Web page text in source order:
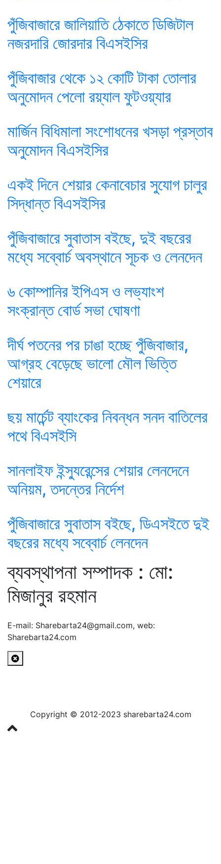
পুঁজিবাজারে জালিয়াতি ঠেকাতে ডিজিটাল
নজরদারি জোরদার বিএসইসির
পুঁজিবাজার থেকে ১২ কোটি টাকা তোলার
অনুমোদন পেলো রয়্যাল ফুটওয়্যার
মার্জিন বিধিমালা সংশোধনের খসড়া প্রস্তাব
অনুমোদন বিএসইসির
একই দিনে শেয়ার কেনাবেচার সুযোগ চালুর
সিদ্ধান্ত বিএসইসির
পুঁজিবাজারে সুবাতাস বইছে, দুই বছরের
মধ্যে সব্বোর্চ অবস্থানে সূচক ও লেনদেন
৬ কোম্পানির ইপিএস ও লভ্যাংশ
সংক্রান্ত বোর্ড সভা ঘোষণা
দীর্ঘ পতনের পর চাঙা হচ্ছে পুঁজিবাজার,
আগ্রহ বেড়েছে ভালো মৌল ভিত্তি
শেয়ারে
ছয় মার্চেন্ট ব্যাংকের নিবন্ধন সনদ বাতিলের
পথে বিএসইসি
সানলাইফ ইন্স্যুরেন্সের শেয়ার লেনদেনে
অনিয়ম, তদন্তের নির্দেশ
পুঁজিবাজারে সুবাতাস বইছে, ডিএসইতে দুই
বছরের মধ্যে সব্বোর্চ লেনদেন
ব্যবস্থাপনা সম্পাদক : মো:
মিজানুর রহমান
E-mail: Sharebarta24@gmail.com, web:
Sharebarta24.com
Copyright © 2012-2023 sharebarta24.com